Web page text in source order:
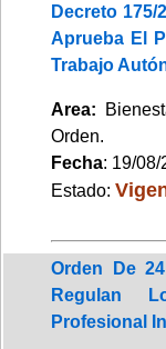
Decreto 175/
Aprueba El
Trabajo
Area:
Orden.
Fecha: 19/08/
Estado:
Orden De
Regulan
Profesional